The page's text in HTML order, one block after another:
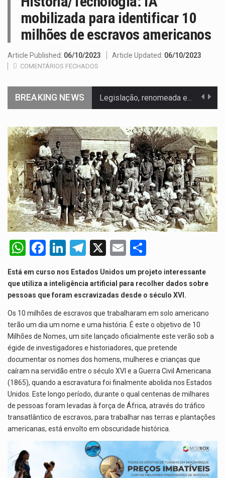
mobilizada para identificar 10
milhões de escravos americanos
Article Published: 06/10/2023 Article Updated: 06/10/2023
COMENTÁRIOS FECHADOS
BREAKING NEWS
Legislação, renomeada em homenagem ao falecido senador Lindsey Graham, foi…
A nova legislação estabelece um prazo de 180 dias para…
O Departamento de Estado norte-americano confirmou que cidadãos dos Estados…
A final coloca frente a frente duas equipas que chegaram…
A descoberta representa um marco para a astronomia moderna. Embora…
Segundo as autoridades canadianas, mais de 200 incêndios florestais continuam…
De acordo com as autoridades de saúde da Faixa de…
Cover photo suggestion (in English): A police officer outside a…
W
at
s
A
p
p
F
ce
b
o
o
k
Li
n
ke
dI
n
T
el
e
gr
a
m
X
E
ail
h
ar
e
Está em curso nos Estados Unidos um projeto interessante
que utiliza a inteligência artificial para recolher dados sobre
pessoas que foram escravizadas desde o século XVI.
Os 10 milhões de escravos que trabalharam em solo americano
terão um dia um nome e uma história. É este o objetivo de 10
Milhões de Nomes, um site lançado oficialmente este verão sob a
égide de investigadores e historiadores, que pretende
documentar os nomes dos homens, mulheres e crianças que
caíram na servidão entre o século XVI e a Guerra Civil Americana
(1865), quando a escravatura foi finalmente abolida nos Estados
Unidos. Este longo período, durante o qual centenas de milhares
de pessoas foram levadas à força de África, através do tráfico
transatlântico de escravos, para trabalhar nas terras e plantações
americanas, está envolto em obscuridade histórica.